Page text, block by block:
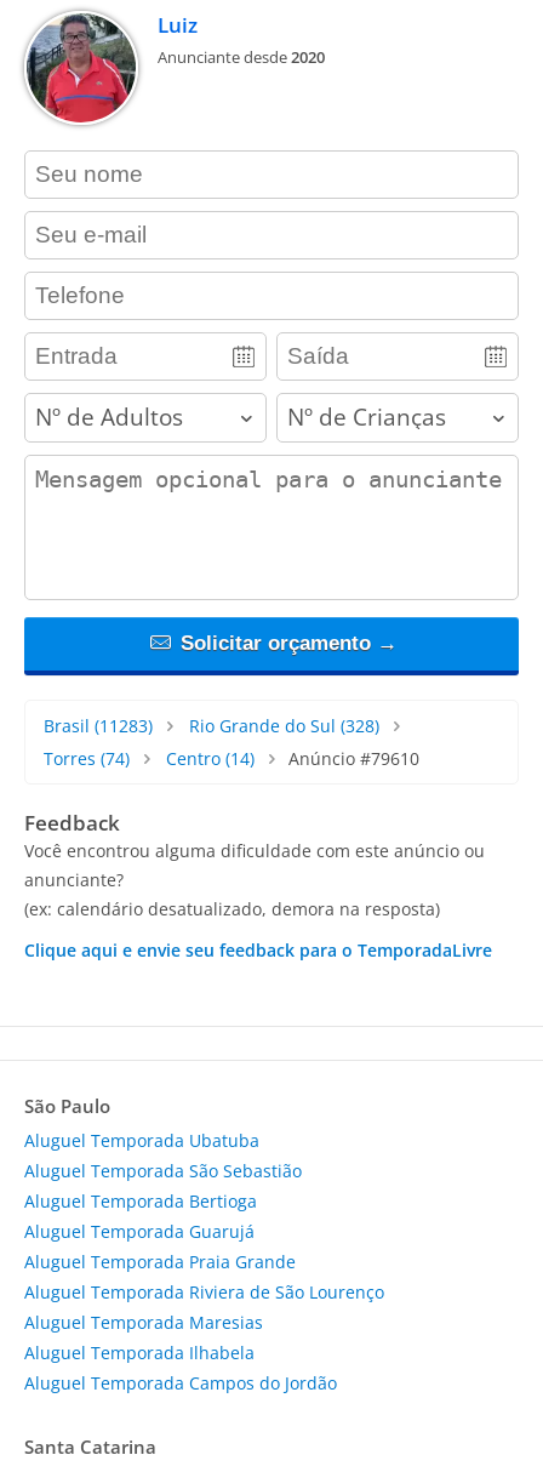
Luiz
Anunciante desde2020
contact_name
contact_email
contact_phone
adults children
contact_message
Solicitar orçamento →
Brasil (11283) Rio Grande do Sul (328)
Torres (74) Centro(14) Anúncio #79610
Feedback
Você encontrou alguma dificuldade com este anúncio ou
anunciante?
(ex: calendário desatualizado, demora na resposta)
Clique aqui e envie seu feedback para o TemporadaLivre
São Paulo
Aluguel Temporada Ubatuba
Aluguel Temporada São Sebastião
Aluguel Temporada Bertioga
Aluguel Temporada Guarujá
Aluguel Temporada Praia Grande
Aluguel Temporada Riviera de São Lourenço
Aluguel Temporada Maresias
Aluguel Temporada Ilhabela
Aluguel Temporada Campos do Jordão
Santa Catarina